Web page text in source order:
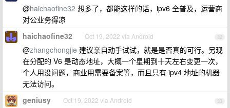
@haichaofine32 想多了，都能这样的话，ipv6 全普及，运营商
对公业务得凉
32
haichaofine32 Oct 19, 2022 via Android
@zhangchongjie 建议亲自动手试试，就是是否真的可行。另现
在分配的 V6 是动态地址，大概一个星期到十天左右变更一次，
个人用没问题，商业用需要备案等，而且只有 ipv4 地址的机器
无法访问。
33
geniusy Oct 19, 2022 via Android